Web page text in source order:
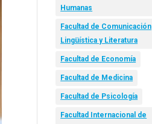
Humanas
Facultad de Comunicación
Lingüística y Literatura
Facultad de Economía
Facultad de Medicina
Facultad de Psicología
Facultad Internacional de